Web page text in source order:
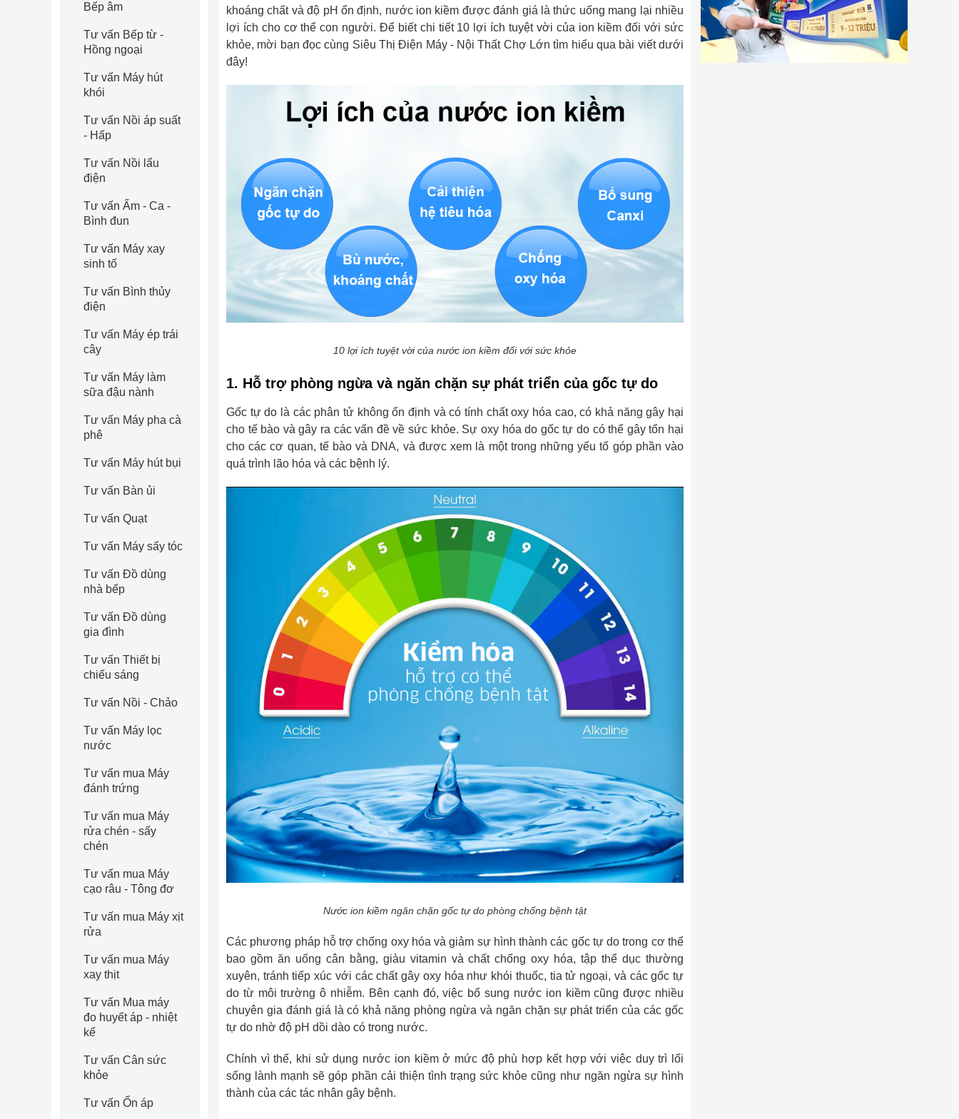
Bếp âm
Tư vấn Bếp từ -
Hồng ngoại
Tư vấn Máy hút
khói
Tư vấn Nồi áp suất
- Hấp
Tư vấn Nồi lẩu
điện
Tư vấn Ấm - Ca -
Bình đun
Tư vấn Máy xay
sinh tố
Tư vấn Bình thủy
điện
Tư vấn Máy ép trái
cây
Tư vấn Máy làm
sữa đậu nành
Tư vấn Máy pha cà
phê
Tư vấn Máy hút bụi
Tư vấn Bàn ủi
Tư vấn Quạt
Tư vấn Máy sấy tóc
Tư vấn Đồ dùng
nhà bếp
Tư vấn Đồ dùng
gia đình
Tư vấn Thiết bị
chiếu sáng
Tư vấn Nồi - Chảo
Tư vấn Máy lọc
nước
Tư vấn mua Máy
đánh trứng
Tư vấn mua Máy
rửa chén - sấy
chén
Tư vấn mua Máy
cạo râu - Tông đơ
Tư vấn mua Máy xịt
rửa
Tư vấn mua Máy
xay thịt
Tư vấn Mua máy
đo huyết áp - nhiệt
kế
Tư vấn Cân sức
khỏe
Tư vấn Ổn áp
khoáng chất và độ pH ổn định, nước ion kiềm được đánh giá là thức uống mang lại nhiều
lợi ích cho cơ thể con người. Để biết chi tiết 10 lợi ích tuyệt vời của ion kiềm đối với sức
khỏe, mời bạn đọc cùng Siêu Thị Điện Máy - Nội Thất Chợ Lớn tìm hiểu qua bài viết dưới
đây!
10 lợi ích tuyệt vời của nước ion kiềm đối với sức khỏe
1. Hỗ trợ phòng ngừa và ngăn chặn sự phát triển của gốc tự do
Gốc tự do là các phân tử không ổn định và có tính chất oxy hóa cao, có khả năng gây hại
cho tế bào và gây ra các vấn đề về sức khỏe. Sự oxy hóa do gốc tự do có thể gây tổn hại
cho các cơ quan, tế bào và DNA, và được xem là một trong những yếu tố góp phần vào
quá trình lão hóa và các bệnh lý.
Nước ion kiềm ngăn chặn gốc tự do phòng chống bệnh tật
Các phương pháp hỗ trợ chống oxy hóa và giảm sự hình thành các gốc tự do trong cơ thể
bao gồm ăn uống cân bằng, giàu vitamin và chất chống oxy hóa, tập thể dục thường
xuyên, tránh tiếp xúc với các chất gây oxy hóa như khói thuốc, tia tử ngoại, và các gốc tự
do từ môi trường ô nhiễm. Bên cạnh đó, việc bổ sung nước ion kiềm cũng được nhiều
chuyên gia đánh giá là có khả năng phòng ngừa và ngăn chặn sự phát triển của các gốc
tự do nhờ độ pH dồi dào có trong nước.
Chính vì thế, khi sử dụng nước ion kiềm ở mức độ phù hợp kết hợp với việc duy trì lối
sống lành mạnh sẽ góp phần cải thiện tình trạng sức khỏe cũng như ngăn ngừa sự hình
thành của các tác nhân gây bệnh.